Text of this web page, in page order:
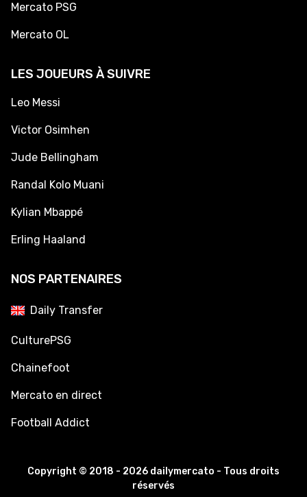
Mercato PSG
Mercato OL
LES JOUEURS À SUIVRE
Leo Messi
Victor Osimhen
Jude Bellingham
Randal Kolo Muani
Kylian Mbappé
Erling Haaland
NOS PARTENAIRES
Daily Transfer
CulturePSG
Chainefoot
Mercato en direct
Football Addict
Copyright © 2018 - 2026 dailymercato - Tous droits
réservés